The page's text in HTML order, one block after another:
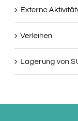
Externe
Verleihen
Lagerung von